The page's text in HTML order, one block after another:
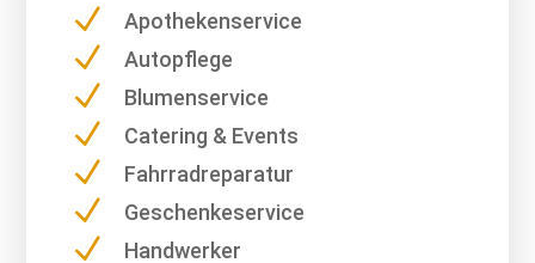
N Apothekenservice
N Autopflege
N Blumenservice
N Catering & Events
N Fahrradreparatur
N Geschenkeservice
N Handwerker